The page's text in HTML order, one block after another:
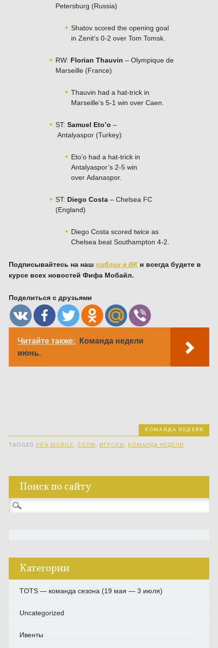
Petersburg (Russia)
Shatov scored the opening goal
in Zenit’s 0-2 over Tom Tomsk.
RW: Florian Thauvin – Olympique de
Marseille (France)
Thauvin had a hat-trick in
Marseille’s 5-1 win over Caen.
ST: Samuel Eto’o –
Antalyaspor (Turkey)
Eto’o had a hat-trick in
Antalyaspor’s 2-5 win
over Adanaspor.
ST: Diego Costa– Chelsea FC
(England)
Diego Costa scored twice as
Chelsea beat Southampton 4-2.
Подписывайтесь на наш паблик в ВК и всегда будете в
курсе всех новостей Фифа Мобайл.
Поделиться с друзьями
Читайте также:
Команда недели
июнь.
КОМАНДА НЕДЕЛИ
TAGGED FIFA MOBILE, TOTW, ИГРОКИ , КОМАНДА НЕДЕЛИ
Поиск по сайту
Найти:
Категории
TOTS — команда сезона (19 мая — 3 июля)
Uncategorized
Ивенты